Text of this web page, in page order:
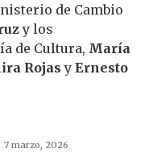
de Cambio
y los
de Cultura, María
Rojas y Ernesto
7 marzo, 2026